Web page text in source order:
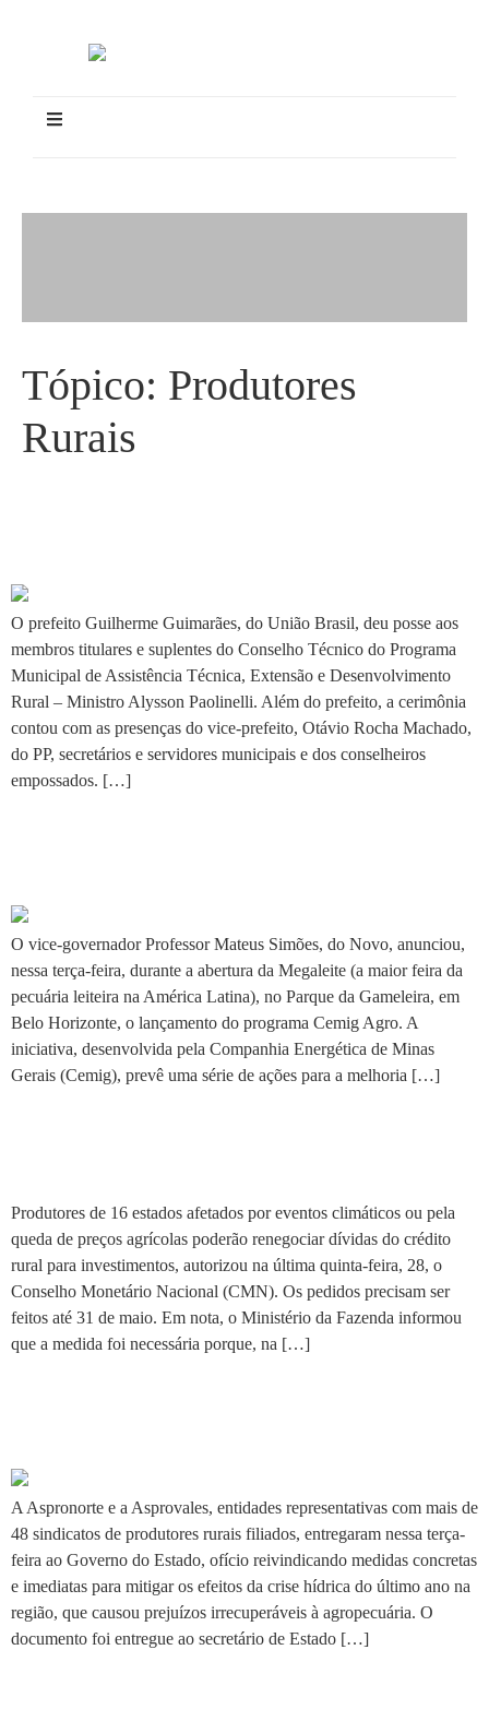
Tópico: Produtores
Rurais
O prefeito Guilherme Guimarães, do União Brasil, deu posse aos
membros titulares e suplentes do Conselho Técnico do Programa
Municipal de Assistência Técnica, Extensão e Desenvolvimento
Rural – Ministro Alysson Paolinelli. Além do prefeito, a cerimônia
contou com as presenças do vice-prefeito, Otávio Rocha Machado,
do PP, secretários e servidores municipais e dos conselheiros
empossados. […]
O vice-governador Professor Mateus Simões, do Novo, anunciou,
nessa terça-feira, durante a abertura da Megaleite (a maior feira da
pecuária leiteira na América Latina), no Parque da Gameleira, em
Belo Horizonte, o lançamento do programa Cemig Agro. A
iniciativa, desenvolvida pela Companhia Energética de Minas
Gerais (Cemig), prevê uma série de ações para a melhoria […]
Produtores de 16 estados afetados por eventos climáticos ou pela
queda de preços agrícolas poderão renegociar dívidas do crédito
rural para investimentos, autorizou na última quinta-feira, 28, o
Conselho Monetário Nacional (CMN). Os pedidos precisam ser
feitos até 31 de maio. Em nota, o Ministério da Fazenda informou
que a medida foi necessária porque, na […]
A Aspronorte e a Asprovales, entidades representativas com mais de
48 sindicatos de produtores rurais filiados, entregaram nessa terça-
feira ao Governo do Estado, ofício reivindicando medidas concretas
e imediatas para mitigar os efeitos da crise hídrica do último ano na
região, que causou prejuízos irrecuperáveis à agropecuária. O
documento foi entregue ao secretário de Estado […]